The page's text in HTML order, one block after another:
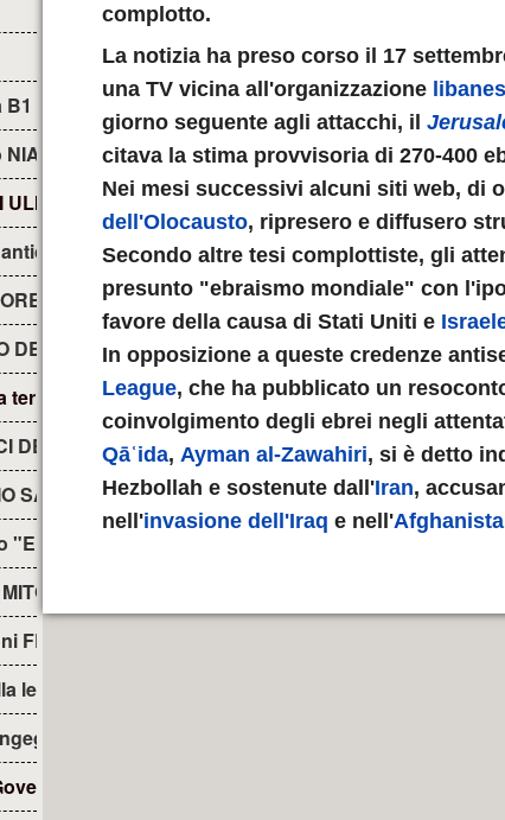
B1 alla B17
città del mondo
-
TG
terra degli......
DELLE COSE INSEGNATE
SAPIENS"
FRA NOI
lett. religiosa
genetica
Ombra
complotto.
La notizia ha preso corso il 17
una TV vicina all'organizzazione
giorno seguente agli attacchi, il
citava la stima provvisoria di 270-400
Nei mesi successivi alcuni siti web, di
dell'Olocausto, ripresero e diffusero
Secondo altre tesi complottiste, gli
presunto "ebraismo mondiale" con
favore della causa di Stati Uniti e
In opposizione a queste credenze
League, che ha pubblicato un
coinvolgimento degli ebrei negli
Qāʿida, Ayman al-Zawahiri, si è detto
Hezbollah e sostenute dall'Iran,
nell'invasione dell'Iraq e nell'